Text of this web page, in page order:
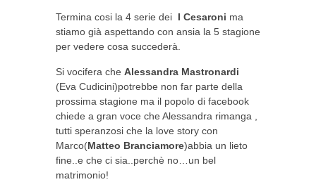
Termina cosi la 4 serie dei I Cesaroni ma
stiamo già aspettando con ansia la 5 stagione
per vedere cosa succederà.
Si vocifera che Alessandra Mastronardi
(Eva Cudicini)potrebbe non far parte della
prossima stagione ma il popolo di facebook
chiede a gran voce che Alessandra rimanga ,
tutti speranzosi che la love story con
Marco(Matteo Branciamore)abbia un lieto
fine..e che ci sia..perchè no…un bel
matrimonio!